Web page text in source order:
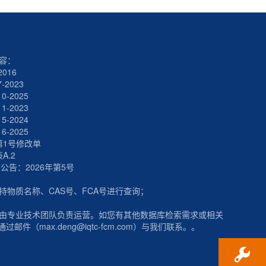
：
2023
2025
2023
2024
2025
1号修改单
A.2
告：2026年第5号
物质名称、CAS号、FCA号进行查询；
专业技术团队负责运营。如您有其他数据库检索需求或相关
过邮件（max.deng@iqtc-fcm.com）与我们联系。。